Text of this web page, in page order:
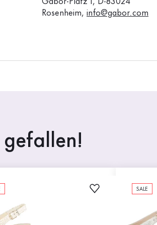
Rosenheim, info@gabor.com
gefallen!
SALE